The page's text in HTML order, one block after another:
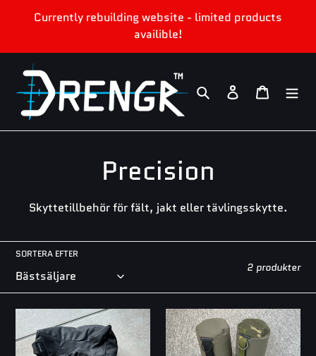
innehåll
Currently rebuilding website - limited products
availible!
Sök Logga inVarukorg
P
r
o
u
k
Precision
Skyttetillbehör för fält, jakt eller tävlingsskytte.
SORTERA EFTER
2 produkter
Mjölnir
Gen4
-
Vidar
V2
-